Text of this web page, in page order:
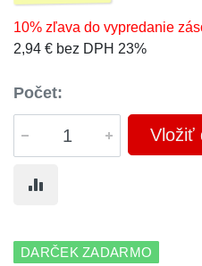
10% zľava do vypredanie
2,94 € bez DPH 23%
Počet:
Vložiť
DARČEK ZADARMO